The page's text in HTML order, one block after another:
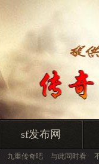
sf发布网
九重传奇吧 与此同时看